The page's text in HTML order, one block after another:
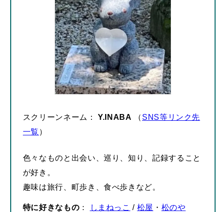
スクリーンネーム：Y.INABA （ SNS等リンク先
一覧 ）
色々なものと出会い、巡り、知り、記録すること
が好き。
趣味は旅行、町歩き、食べ歩きなど。
特に好きなもの ： しまねっこ / 松屋 ・ 松のや